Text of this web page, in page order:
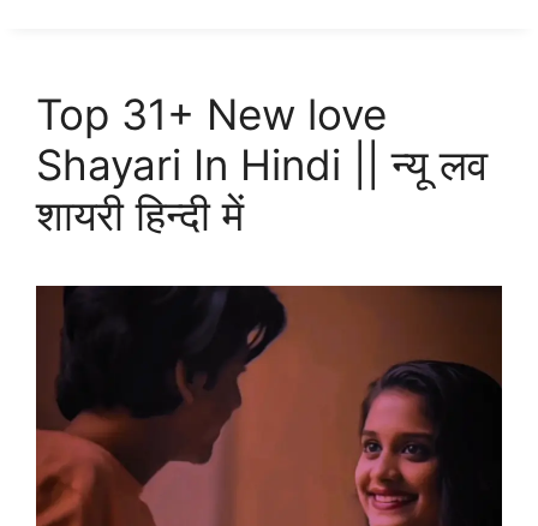
Top 31+ New love
Shayari In Hindi || न्यू लव
शायरी हिन्दी में